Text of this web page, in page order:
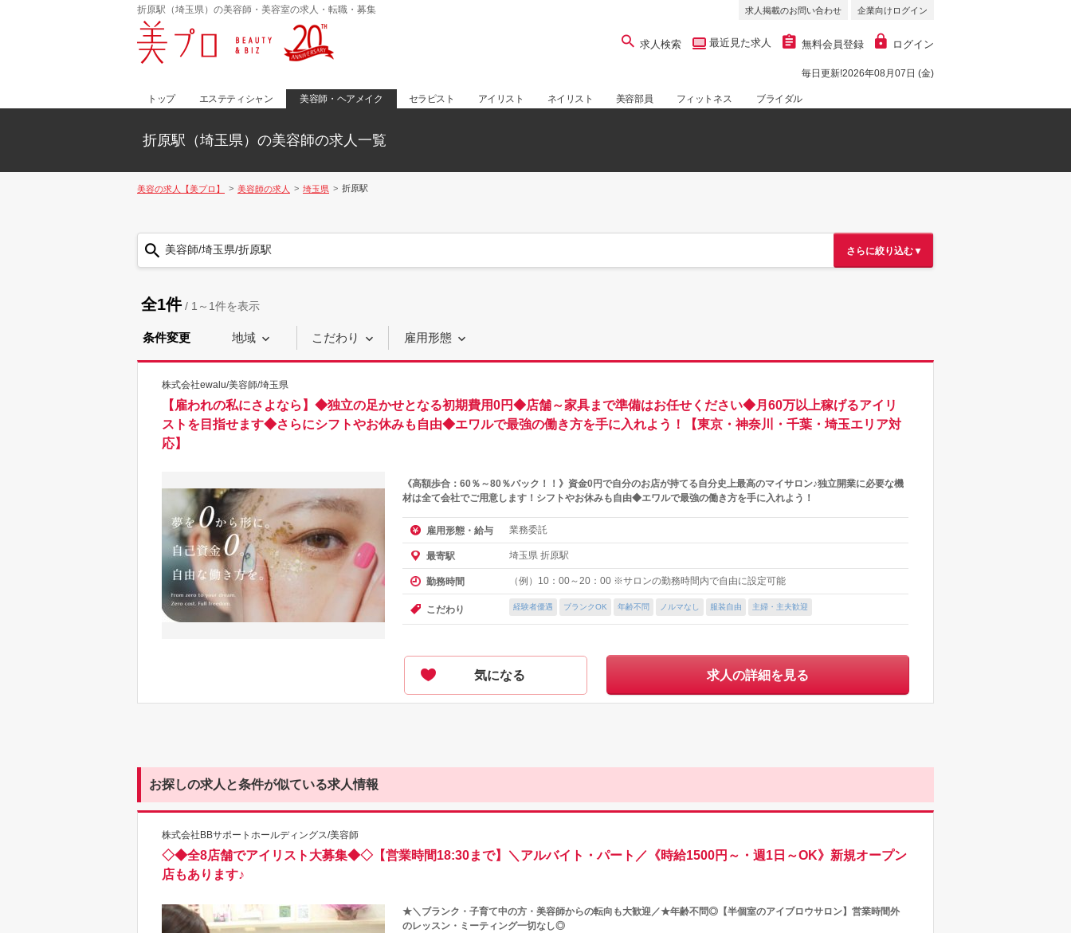
折原駅（埼玉県）の美容師・美容室の求人・転職・募集 求人掲載のお問い合わせ 企業向けログイン
求人検索 最近見た求人 無料会員登録 ログイン
毎日更新!2026年08月07日 (金)
トップ エステティシャン 美容師・ヘアメイク セラピスト アイリスト ネイリスト 美容部員 フィットネス ブライダル
折原駅（埼玉県）の美容師の求人一覧
美容の求人【美プロ】 美容師の求人 埼玉県 折原駅
美容師/埼玉県/折原駅 さらに絞り込む▼
全1件/ 1～1件を表示
条件変更 地域 こだわり 雇用形態
株式会社ewalu/美容師/埼玉県
【雇われの私にさよなら】◆独立の足かせとなる初期費用0円◆店舗～家具まで準備はお任せください◆月60万以上稼げるアイリ
ストを目指せます◆さらにシフトやお休みも自由◆エワルで最強の働き方を手に入れよう！【東京・神奈川・千葉・埼玉エリア対
応】
《高額歩合：60％～80％バック！！》資金0円で自分のお店が持てる自分史上最高のマイサロン♪独立開業に必要な機
材は全て会社でご用意します！シフトやお休みも自由◆エワルで最強の働き方を手に入れよう！
雇用形態・給与 業務委託
最寄駅 埼玉県 折原駅
勤務時間 （例）10：00～20：00 ※サロンの勤務時間内で自由に設定可能
こだわり 経験者優遇 ブランクOK 年齢不問 ノルマなし 服装自由 主婦・主夫歓迎
気になる 求人の詳細を見る
お探しの求人と条件が似ている求人情報
株式会社BBサポートホールディングス/美容師
◇◆全8店舗でアイリスト大募集◆◇【営業時間18:30まで】＼アルバイト・パート／《時給1500円～・週1日～OK》新規オープン
店もあります♪
★＼ブランク・子育て中の方・美容師からの転向も大歓迎／★年齢不問◎【半個室のアイブロウサロン】営業時間外
のレッスン・ミーティング一切なし◎